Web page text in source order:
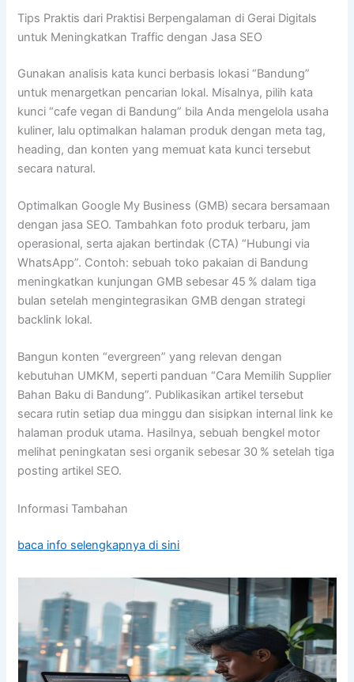
Tips Praktis dari Praktisi Berpengalaman di Gerai Digitals
untuk Meningkatkan Traffic dengan Jasa SEO
Gunakan analisis kata kunci berbasis lokasi “Bandung”
untuk menargetkan pencarian lokal. Misalnya, pilih kata
kunci “cafe vegan di Bandung” bila Anda mengelola usaha
kuliner, lalu optimalkan halaman produk dengan meta tag,
heading, dan konten yang memuat kata kunci tersebut
secara natural.
Optimalkan Google My Business (GMB) secara bersamaan
dengan jasa SEO. Tambahkan foto produk terbaru, jam
operasional, serta ajakan bertindak (CTA) “Hubungi via
WhatsApp”. Contoh: sebuah toko pakaian di Bandung
meningkatkan kunjungan GMB sebesar 45 % dalam tiga
bulan setelah mengintegrasikan GMB dengan strategi
backlink lokal.
Bangun konten “evergreen” yang relevan dengan
kebutuhan UMKM, seperti panduan “Cara Memilih Supplier
Bahan Baku di Bandung”. Publikasikan artikel tersebut
secara rutin setiap dua minggu dan sisipkan internal link ke
halaman produk utama. Hasilnya, sebuah bengkel motor
melihat peningkatan sesi organik sebesar 30 % setelah tiga
posting artikel SEO.
Informasi Tambahan
baca info selengkapnya di sini